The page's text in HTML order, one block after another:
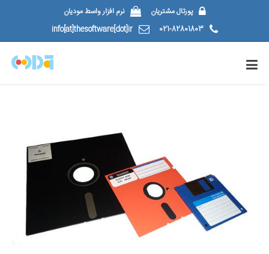
پورتال مشتریان
نرم افزار واسط مودیان
021-82801803
info[at]thesoftware[dot]ir